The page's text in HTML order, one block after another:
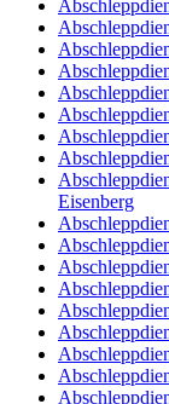
Eisenberg